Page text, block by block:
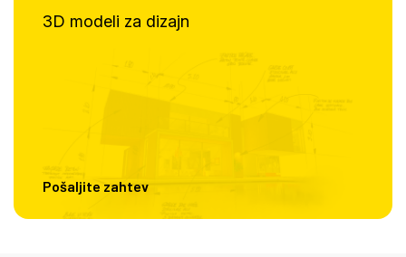
3D modeli za dizajn
Pošaljite zahtev